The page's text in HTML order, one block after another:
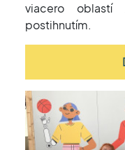
viacero oblastí
postihnutím.